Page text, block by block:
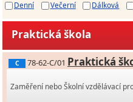
Denní
Večerní Dálková
Praktická škola
C 78-62-C/01 Praktická
Zaměření nebo Školní vzdělávací